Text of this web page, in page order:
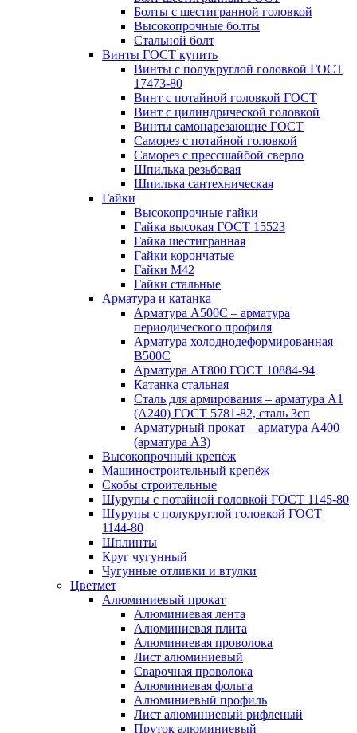
Болты с шестигранной головкой
Высокопрочные болты
Стальной болт
Винты ГОСТ купить
Винты с полукруглой головкой ГОСТ
17473-80
Винт с потайной головкой ГОСТ
Винт с цилиндрической головкой
Винты самонарезающие ГОСТ
Саморез с потайной головкой
Саморез с прессшайбой сверло
Шпилька резьбовая
Шпилька сантехническая
Гайки
Высокопрочные гайки
Гайка высокая ГОСТ 15523
Гайка шестигранная
Гайки корончатые
Гайки М42
Гайки стальные
Арматура и катанка
Арматура А500С – арматура
периодического профиля
Арматура холоднодеформированная
В500С
Арматура АТ800 ГОСТ 10884-94
Катанка стальная
Сталь для армирования – арматура А1
(А240) ГОСТ 5781-82, сталь 3сп
Арматурный прокат – арматура А400
(арматура А3)
Высокопрочный крепёж
Машиностроительный крепёж
Скобы строительные
Шурупы с потайной головкой ГОСТ 1145-80
Шурупы с полукруглой головкой ГОСТ
1144-80
Шплинты
Круг чугунный
Чугунные отливки и втулки
Цветмет
Алюминиевый прокат
Алюминиевая лента
Алюминиевая плита
Алюминиевая проволока
Лист алюминиевый
Сварочная проволока
Алюминиевая фольга
Алюминиевый профиль
Лист алюминиевый рифленый
Пруток алюминиевый